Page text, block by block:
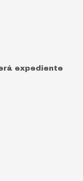
expediente